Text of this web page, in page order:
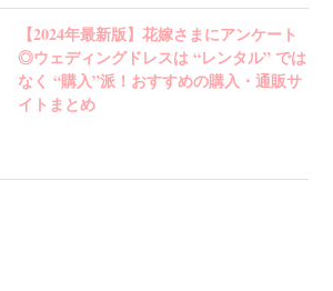
【2024年最新版】花嫁さまにアンケート
◎ウェディングドレスは “レンタル” では
なく “購入”派！おすすめの購入・通販サ
イトまとめ